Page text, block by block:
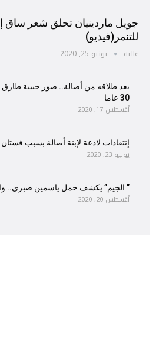
جويل ماردينيان تحلق شعر ساق
للتنمر(فيديو)
عالية يونيو 25, 2020
بعد طلاقه من أصالة.. صور حبيبة طارق
30 عاما
أغسطس 17, 2020
إنتقادات لاذعة لإبنة أصالة بسبب
يوليو 23, 2020
” الجيم” يكشف حمل ياسمين صبري..
أغسطس 20, 2020